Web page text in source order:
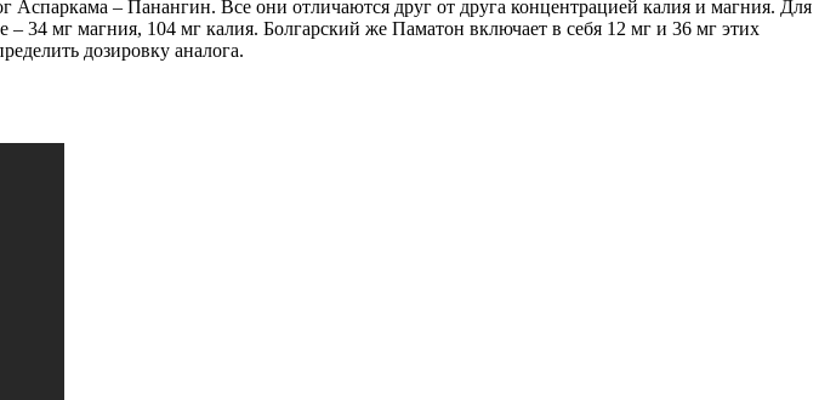
– Панангин. Все они отличаются друг от друга концентрацией калия и магния. Для
34 мг магния, 104 мг калия. Болгарский же Паматон включает в себя 12 мг и 36 мг этих
дозировку аналога.